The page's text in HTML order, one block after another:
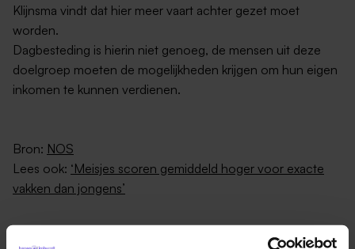
Klijnsma vindt dat hier meer vaart achter gezet moet
worden.
Dagbesteding is hierin niet genoeg, de mensen uit deze
doelgroep moeten de mogelijkheden krijgen om hun eigen
inkomen te kunnen verdienen.
Bron: NOS
Lees ook: ‘Meisjes scoren gemiddeld hoger voor exacte
vakken dan jongens’